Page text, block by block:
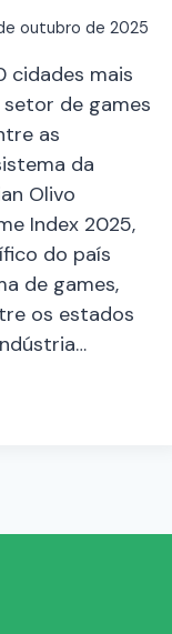
outubro de 2025
cidades mais
de games
as
da
Olivo
Index 2025,
do país
de games,
os estados